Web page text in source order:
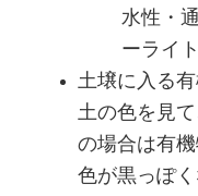
水性・
ーライ
土壌に入る
土の色を見
の場合は有
色が黒っぽ